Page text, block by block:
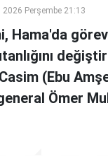
Perşembe 21:13
Hama'da
(Ebu
Ömer